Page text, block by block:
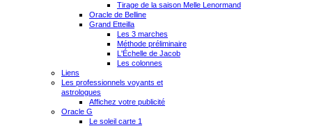
Tirage de la saison Melle Lenormand
Oracle de Belline
Grand Etteilla
Les 3 marches
Méthode préliminaire
L'Échelle de Jacob
Les colonnes
Liens
Les professionnels voyants et
astrologues
Affichez votre publicité
Oracle G
Le soleil carte 1